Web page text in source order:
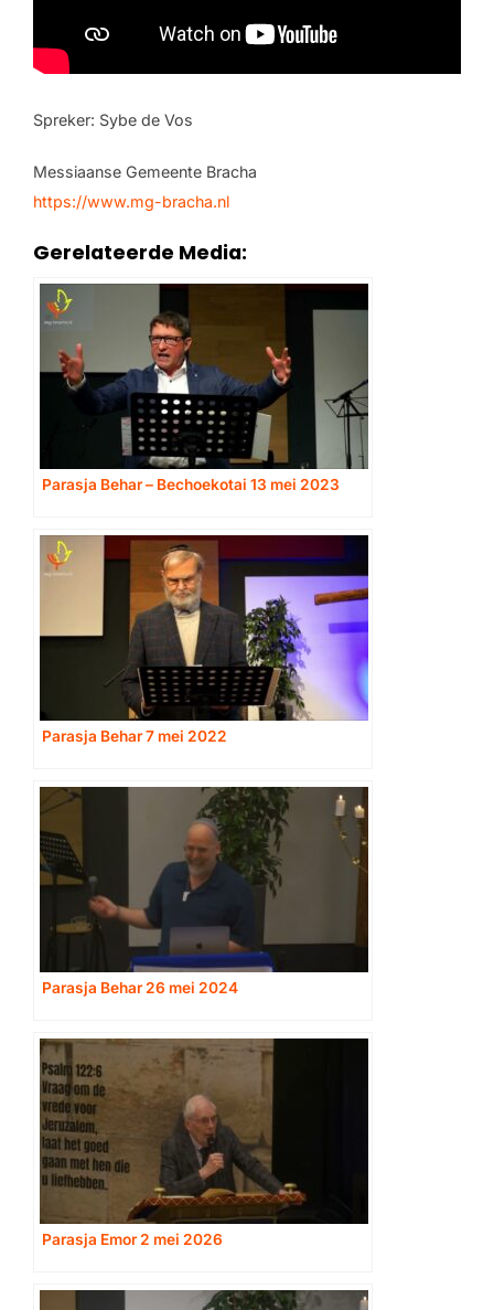
Spreker: Sybe de Vos
Messiaanse Gemeente Bracha
https://www.mg-bracha.nl
Gerelateerde Media:
Parasja Behar – Bechoekotai 13 mei 2023
Parasja Behar 7 mei 2022
Parasja Behar 26 mei 2024
Parasja Emor 2 mei 2026